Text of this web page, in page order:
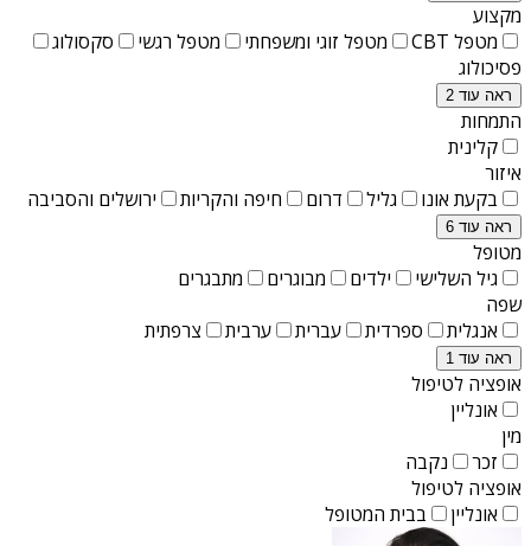
מקצוע
מטפל CBT
מטפל זוגי ומשפחתי מטפל רגשי
סקסולוג
פסיכולוג
ראה עוד 2
התמחות
קלינית
איזור
בקעת אונו
גליל דרום חיפה והקריות ירושלים והסביבה
ראה עוד 6
מטופל
גיל השלישי
ילדים מבוגרים
מתבגרים
שפה
אנגלית
ספרדית עברית ערבית צרפתית
ראה עוד 1
אופציה לטיפול
אונליין
מין
זכר
נקבה
אופציה לטיפול
אונליין
בבית המטופל